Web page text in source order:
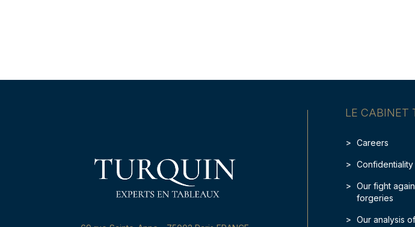
LE CABINET
Careers
Confidentiality
Our fight
forgeries
Our analysis